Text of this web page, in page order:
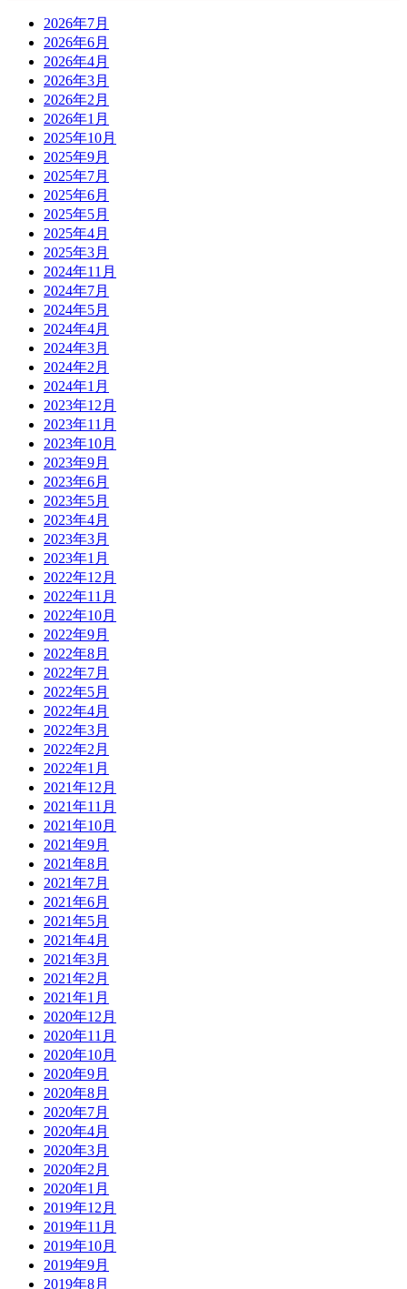
2026年7月
2026年6月
2026年4月
2026年3月
2026年2月
2026年1月
2025年10月
2025年9月
2025年7月
2025年6月
2025年5月
2025年4月
2025年3月
2024年11月
2024年7月
2024年5月
2024年4月
2024年3月
2024年2月
2024年1月
2023年12月
2023年11月
2023年10月
2023年9月
2023年6月
2023年5月
2023年4月
2023年3月
2023年1月
2022年12月
2022年11月
2022年10月
2022年9月
2022年8月
2022年7月
2022年5月
2022年4月
2022年3月
2022年2月
2022年1月
2021年12月
2021年11月
2021年10月
2021年9月
2021年8月
2021年7月
2021年6月
2021年5月
2021年4月
2021年3月
2021年2月
2021年1月
2020年12月
2020年11月
2020年10月
2020年9月
2020年8月
2020年7月
2020年4月
2020年3月
2020年2月
2020年1月
2019年12月
2019年11月
2019年10月
2019年9月
2019年8月